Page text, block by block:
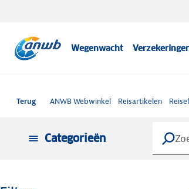
Wegenwacht
Terug ANWB Webwinkel Reisartikelen
Categorieën